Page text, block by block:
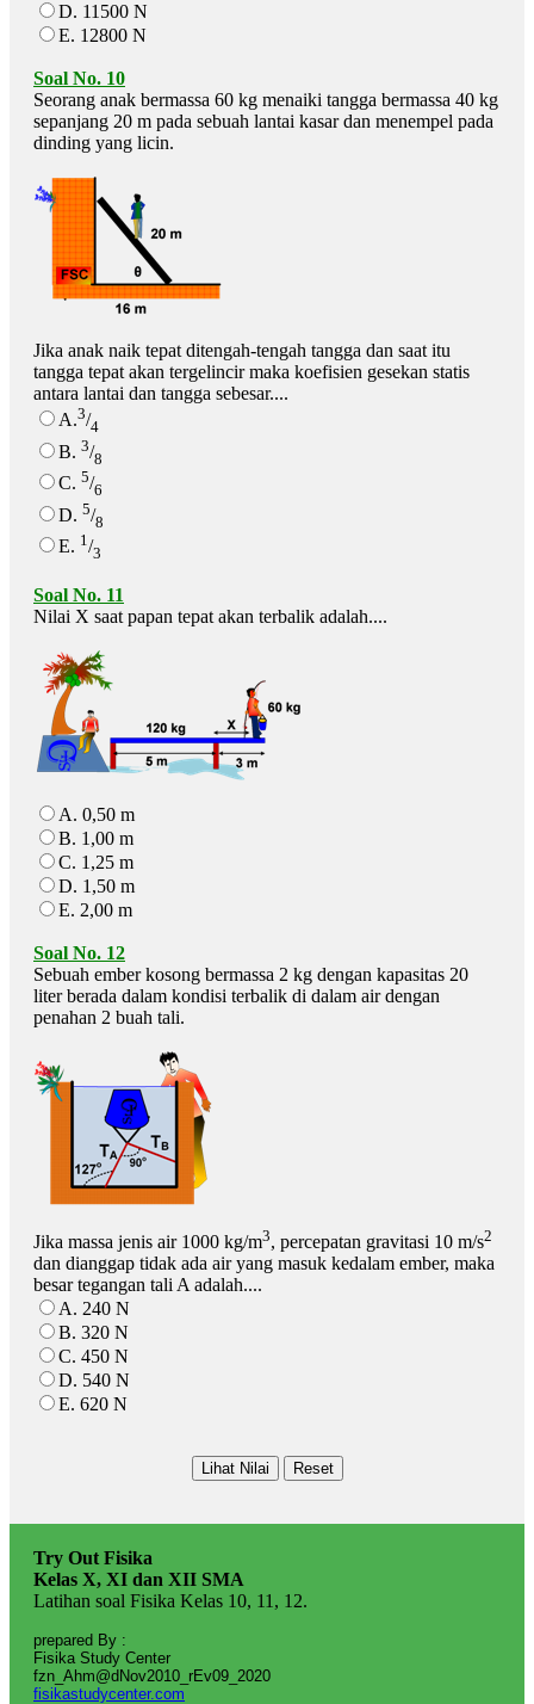
D. 11500 N
E. 12800 N
Soal No. 10
Seorang anak bermassa 60 kg menaiki tangga bermassa 40 kg
sepanjang 20 m pada sebuah lantai kasar dan menempel pada
dinding yang licin.
Jika anak naik tepat ditengah-tengah tangga dan saat itu
tangga tepat akan tergelincir maka koefisien gesekan statis
antara lantai dan tangga sebesar....
A.3/4
B. 3/8
C. 5/6
D. 5/8
E. 1/3
Soal No. 11
Nilai X saat papan tepat akan terbalik adalah....
A. 0,50 m
B. 1,00 m
C. 1,25 m
D. 1,50 m
E. 2,00 m
Soal No. 12
Sebuah ember kosong bermassa 2 kg dengan kapasitas 20
liter berada dalam kondisi terbalik di dalam air dengan
penahan 2 buah tali.
Jika massa jenis air 1000 kg/m3, percepatan gravitasi 10 m/s2
dan dianggap tidak ada air yang masuk kedalam ember, maka
besar tegangan tali A adalah....
A. 240 N
B. 320 N
C. 450 N
D. 540 N
E. 620 N
Try Out Fisika
Kelas X, XI dan XII SMA
Latihan soal Fisika Kelas 10, 11, 12.
prepared By :
Fisika Study Center
fzn_Ahm@dNov2010_rEv09_2020
fisikastudycenter.com